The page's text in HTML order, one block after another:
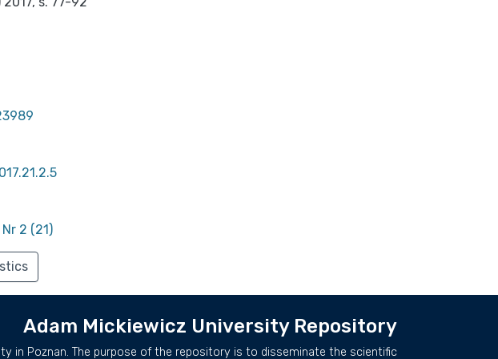
2 (21)
Adam Mickiewicz University Repository
in Poznan. The purpose of the repository is to disseminate the scientific